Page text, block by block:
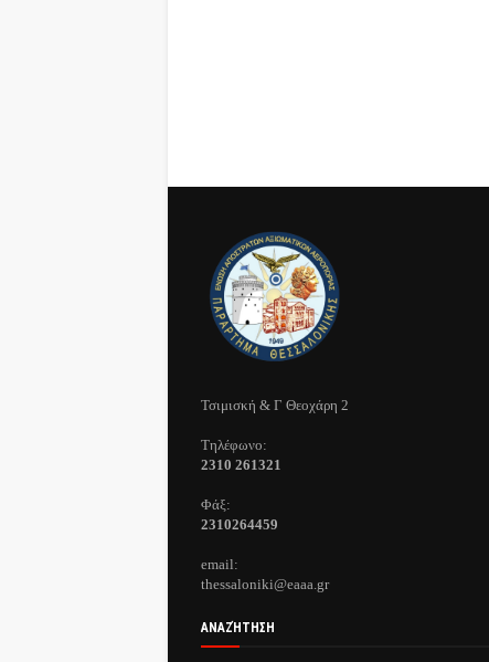
Τσιμισκή & Γ Θεοχάρη 2
Τηλέφωνo:
2310 261321
Φάξ:
2310264459
email:
thessaloniki@eaaa.gr
ΑΝΑΖΉΤΗΣΗ